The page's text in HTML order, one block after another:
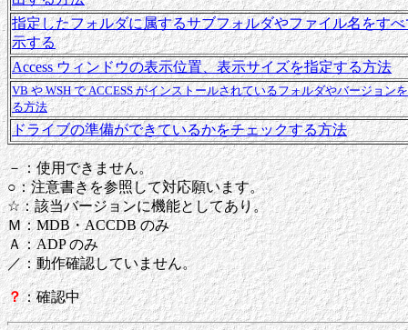
指定したフォルダに属するサブフォルダやファイル名をす
示する
Access ウィンドウの表示位置、表示サイズを指定する方法
VB や WSH で ACCESS がインストールされているフォルダやバージョン
る方法
ドライブの準備ができているかをチェックする方法
－：使用できません。
○：注意書きを参照して対応願います。
☆：該当バージョンに機能としてあり。
Ｍ：MDB・ACCDB のみ
Ａ：ADP のみ
／：動作確認していません。
？：確認中